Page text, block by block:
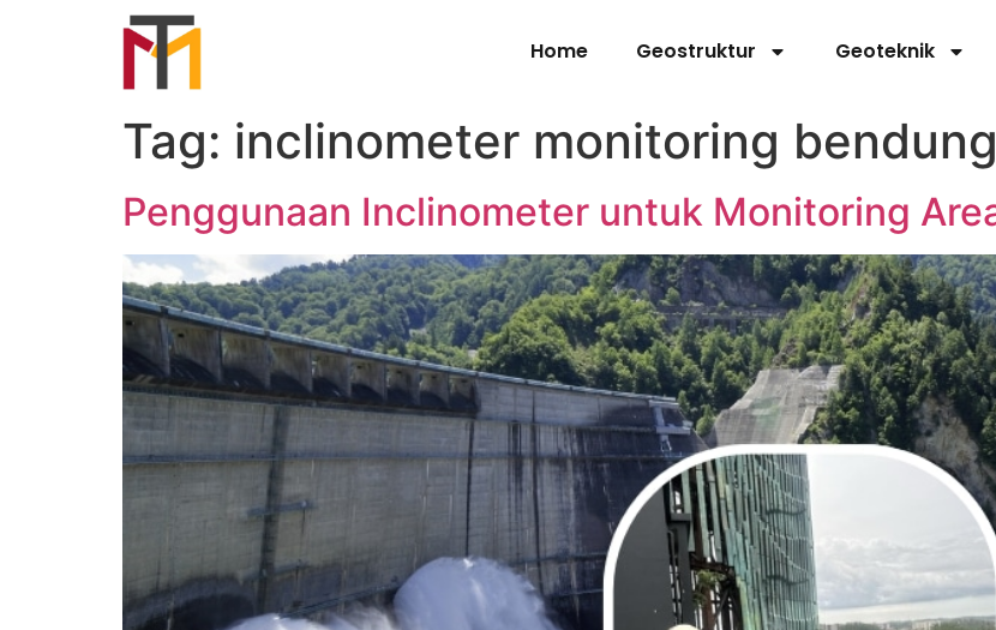
Home Geostruktur Geoteknik
Tag: inclinometer monitoring
Penggunaan Inclinometer untuk Monitoring